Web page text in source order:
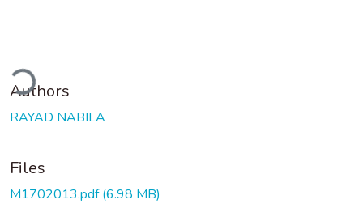
Authors
RAYAD NABILA
Files
M1702013.pdf(6.98 MB)